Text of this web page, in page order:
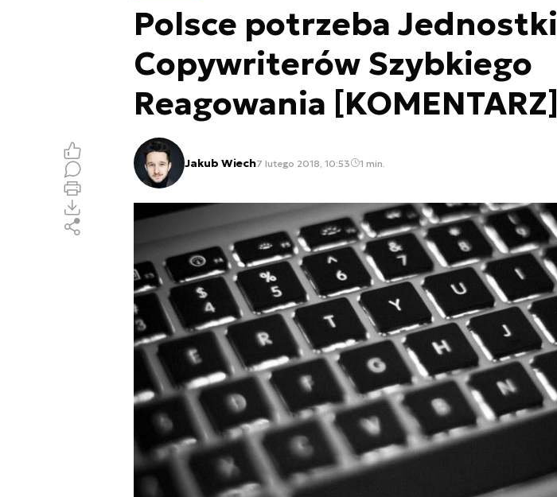
Polsce potrzeba Jednostki
Copywriterów Szybkiego
Reagowania [KOMENTARZ]
Jakub Wiech7 lutego 2018, 10:53 1 min.